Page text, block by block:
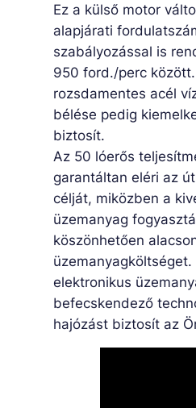
Ez a külső motor
alapjárati
szabályozással is
950 ford./perc
rozsdamentes acél
bélése pedig
biztosít.
Az 50 lóerős
garantáltan eléri az
célját, miközben a
üzemanyag
köszönhetően
elektronikus
befecskendező
hajózást biztosít az